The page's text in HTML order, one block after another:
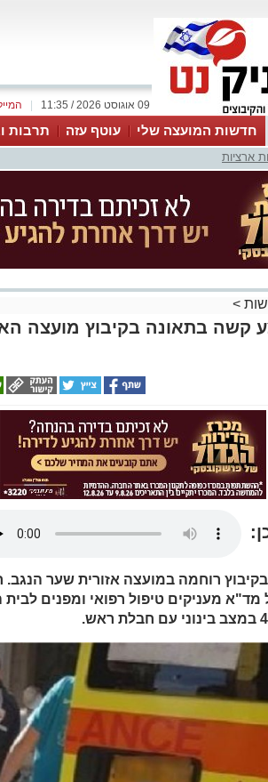
09 אוגוסט 2026 / 11:35
חדשות המועצה שלי עוטף עזה תרבות
לוח טיפים והמלצותארציות
>
4 נפצע קשה בתאונה בקיבוץ מועצה
רוחמה במועצה אזורית שער הנגב.
מעניקים טיפול רפואי ומפנים לבית